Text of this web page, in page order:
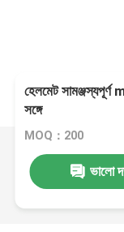
হেলমেট
সঙ্গে
MOQ：200
ভালো